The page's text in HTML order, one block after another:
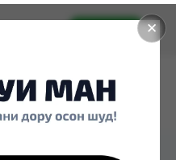
✕
Установить